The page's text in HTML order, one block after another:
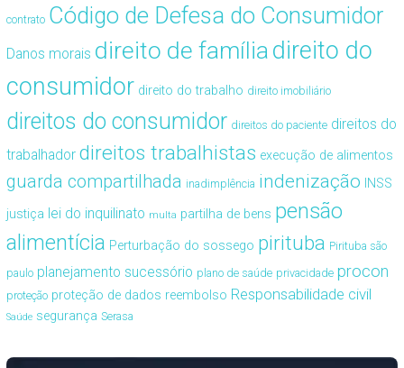
contrato Código de Defesa do Consumidor
Danos morais direito de famíliadireito do
consumidor direito do trabalho direito imobiliário
direitos do consumidor direitos do paciente direitos do
trabalhador direitos trabalhistas execução de alimentos
guarda compartilhada inadimplência indenização INSS
justiça lei do inquilinato multa partilha de bens pensão
alimentícia Perturbação do sossego pirituba Pirituba são
paulo planejamento sucessório plano de saúde privacidade procon
proteção proteção de dados reembolso Responsabilidade civil
Saúde segurança Serasa